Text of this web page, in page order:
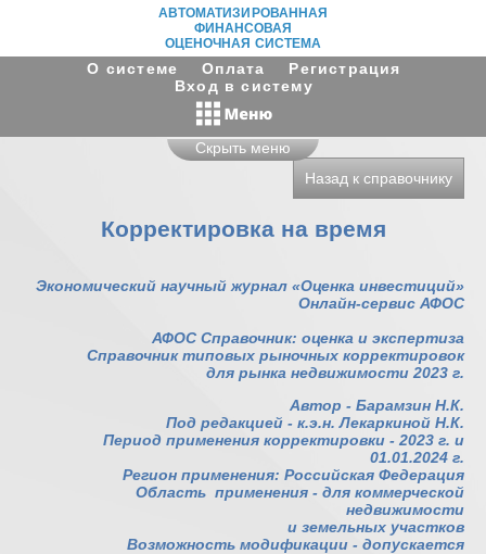
АВТОМАТИЗИРОВАННАЯ
ФИНАНСОВАЯ
ОЦЕНОЧНАЯ СИСТЕМА
О системе Оплата
Регистрация
Вход в систему
Скрыть меню
Назад к справочнику
Корректировка на время
Экономический научный журнал «Оценка инвестиций»
Онлайн-сервис АФОС
АФОС Справочник: оценка и экспертиза
Справочник типовых рыночных корректировок
для рынка недвижимости 2023 г.
Автор - Барамзин Н.К.
Под редакцией - к.э.н. Лекаркиной Н.К.
Период применения корректировки - 2023 г. и
01.01.2024 г.
Регион применения: Российская Федерация
Область применения - для коммерческой
недвижимости
и земельных участков
Возможность модификации - допускается